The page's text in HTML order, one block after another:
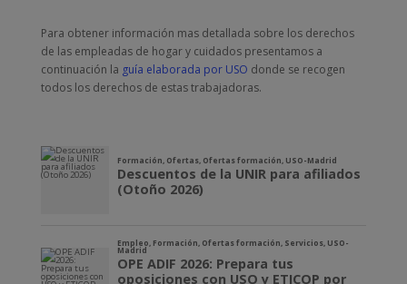
Para obtener información mas detallada sobre los derechos
de las empleadas de hogar y cuidados presentamos a
continuación la guía elaborada por USO donde se recogen
todos los derechos de estas trabajadoras.